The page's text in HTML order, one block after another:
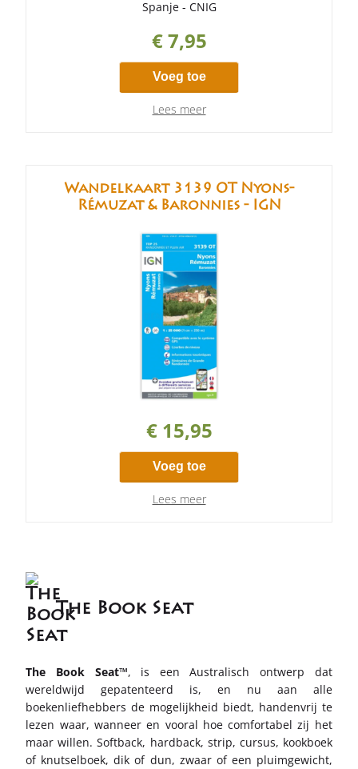
€ 7,95
Voeg toe
Lees meer
Wandelkaart 3139 OT Nyons-
Rémuzat & Baronnies - IGN
€ 15,95
Voeg toe
Lees meer
The Book Seat
The Book Seat™, is een Australisch ontwerp dat
wereldwijd gepatenteerd is, en nu aan alle
boekenliefhebbers de mogelijkheid biedt, handenvrij te
lezen waar, wanneer en vooral hoe comfortabel zij het
maar willen. Softback, hardback, strip, cursus, kookboek
of knutselboek, dik of dun, zwaar of een pluimgewicht,